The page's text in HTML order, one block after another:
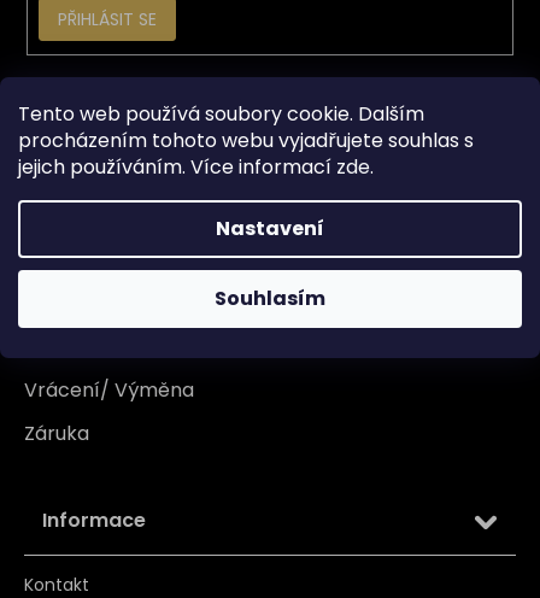
Tento web používá soubory cookie. Dalším
procházením tohoto webu vyjadřujete souhlas s
jejich používáním. Více informací zde.
Nastavení
Souhlasím
PŘIHLÁSIT SE
Vše o nákupu
Doprava
Platba
Vrácení/ Výměna
Záruka
Informace
Kontakt